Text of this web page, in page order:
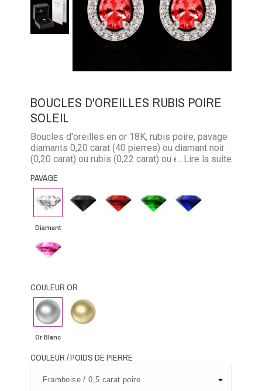
BOUCLES D'OREILLES RUBIS POIRE
SOLEIL
Boucles d'oreilles en or 18K, rubis poire, pavage
diamants 0,20 carat (40 pierres) ou diamant noir
(0,20 carat) ou rubis (0,22 carat) ou émeraude
... Lire la suite
PAVAGE
Diamant
Diamant
Diamant
noir
Rubis Emeraude
Saphir
bleu
Saphir
rose
COULEUR OR
Or
Blanc
Or Blanc
Or
Jaune
COULEUR / POIDS DE PIERRE